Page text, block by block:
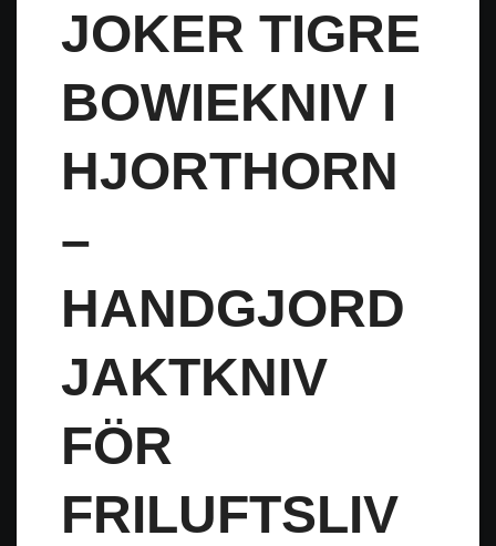
JOKER TIGRE
BOWIEKNIV I
HJORTHORN
–
HANDGJORD
JAKTKNIV
FÖR
FRILUFTSLIV